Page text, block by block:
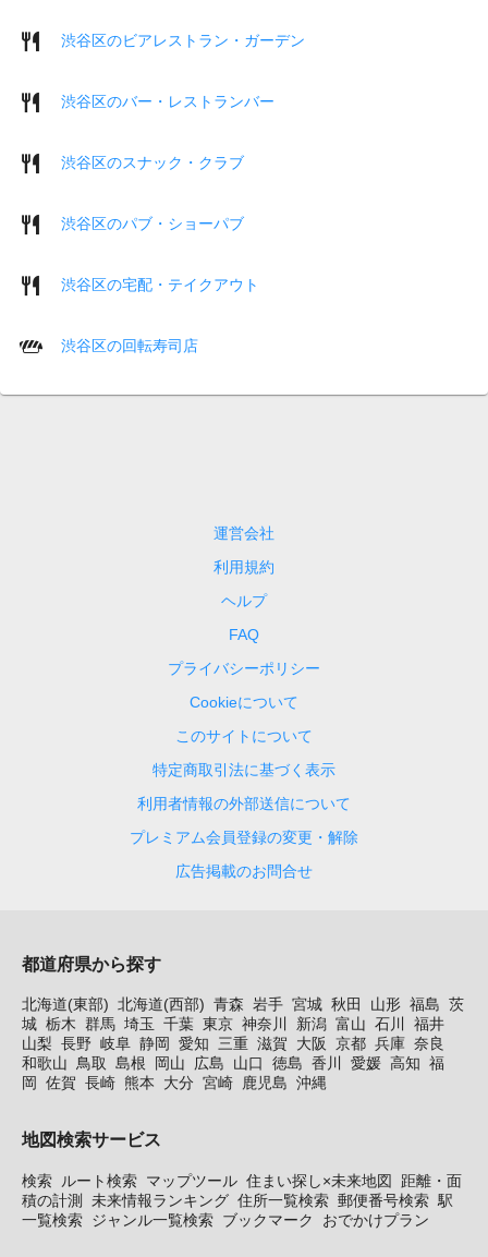
渋谷区のビアレストラン・ガーデン
渋谷区のバー・レストランバー
渋谷区のスナック・クラブ
渋谷区のパブ・ショーパブ
渋谷区の宅配・テイクアウト
渋谷区の回転寿司店
運営会社
利用規約
ヘルプ
FAQ
プライバシーポリシー
Cookieについて
このサイトについて
特定商取引法に基づく表示
利用者情報の外部送信について
プレミアム会員登録の変更・解除
広告掲載のお問合せ
都道府県から探す
北海道(東部) 北海道(西部) 青森 岩手 宮城 秋田 山形 福島 茨
城 栃木 群馬 埼玉 千葉 東京 神奈川 新潟 富山 石川
福井
山梨 長野 岐阜 静岡 愛知 三重 滋賀 大阪 京都 兵庫 奈良
和歌山
鳥取 島根 岡山 広島 山口 徳島 香川 愛媛 高知 福
岡
佐賀 長崎 熊本 大分 宮崎 鹿児島 沖縄
地図検索サービス
検索 ルート検索 マップツール 住まい探し×未来地図
距離・面
積の計測
未来情報ランキング 住所一覧検索 郵便番号検索 駅
一覧検索 ジャンル一覧検索 ブックマーク おでかけプラン